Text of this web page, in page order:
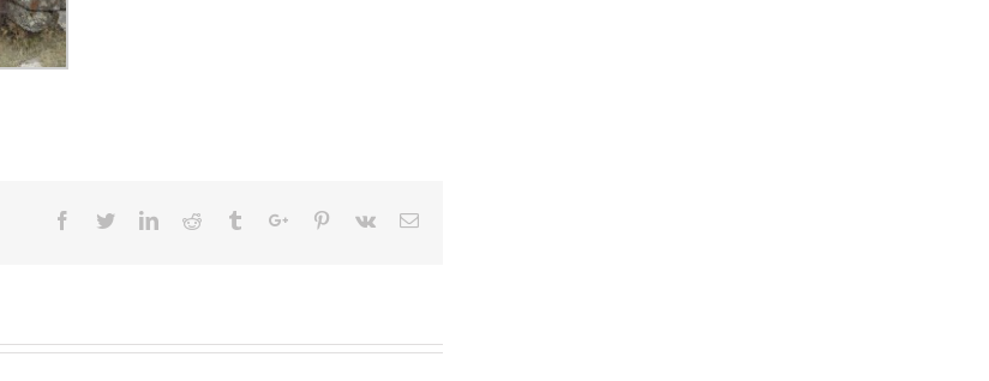
Facebook
TwitterLinkedinReddit TumblrGoogle+Pinterest
Vk Email